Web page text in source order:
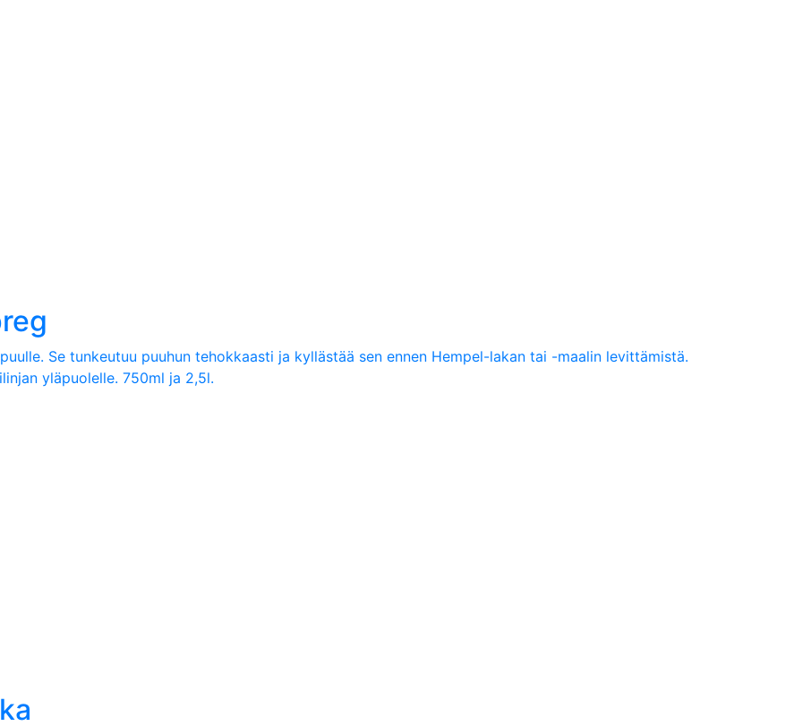
Se tunkeutuu puuhun tehokkaasti ja kyllästää sen ennen Hempel-lakan tai -maalin levittämistä.
yläpuolelle. 750ml ja 2,5l.